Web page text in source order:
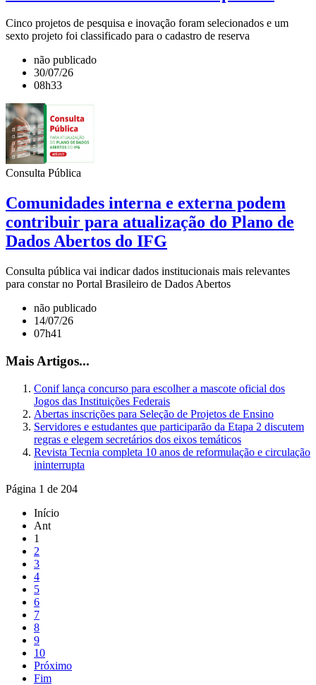
Cinco projetos de pesquisa e inovação foram selecionados e um
sexto projeto foi classificado para o cadastro de reserva
não publicado
30/07/26
08h33
Consulta Pública
Comunidades interna e externa podem
contribuir para atualização do Plano de
Dados Abertos do IFG
Consulta pública vai indicar dados institucionais mais relevantes
para constar no Portal Brasileiro de Dados Abertos
não publicado
14/07/26
07h41
Mais Artigos...
Conif lança concurso para escolher a mascote oficial dos
Jogos das Instituições Federais
Abertas inscrições para Seleção de Projetos de Ensino
Servidores e estudantes que participarão da Etapa 2 discutem
regras e elegem secretários dos eixos temáticos
Revista Tecnia completa 10 anos de reformulação e circulação
ininterrupta
Página 1 de 204
Início
Ant
1
2
3
4
5
6
7
8
9
10
Próximo
Fim